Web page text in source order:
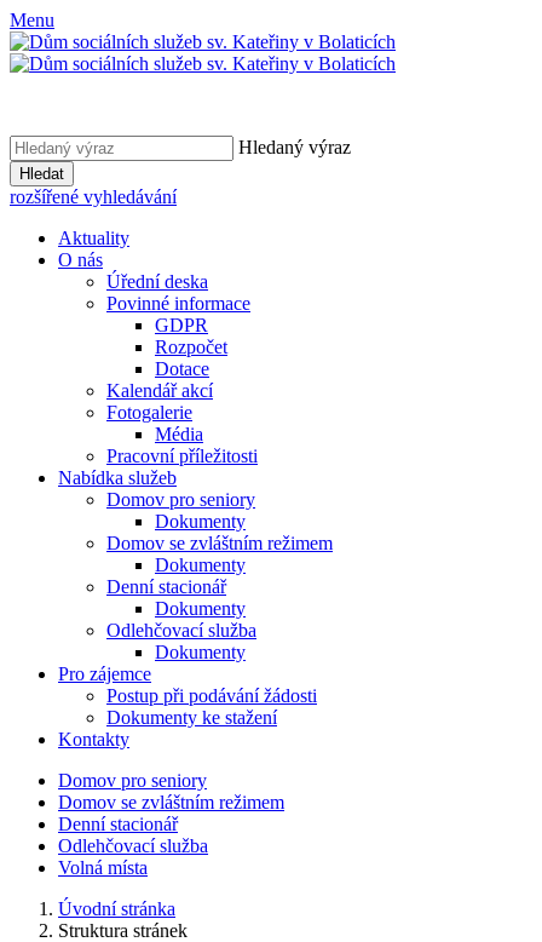
Menu
Hledaný výraz
Hledat
rozšířené vyhledávání
Aktuality
O nás
Úřední deska
Povinné informace
GDPR
Rozpočet
Dotace
Kalendář akcí
Fotogalerie
Média
Pracovní příležitosti
Nabídka služeb
Domov pro seniory
Dokumenty
Domov se zvláštním režimem
Dokumenty
Denní stacionář
Dokumenty
Odlehčovací služba
Dokumenty
Pro zájemce
Postup při podávání žádosti
Dokumenty ke stažení
Kontakty
Domov pro seniory
Domov se zvláštním režimem
Denní stacionář
Odlehčovací služba
Volná místa
Úvodní stránka
Struktura stránek